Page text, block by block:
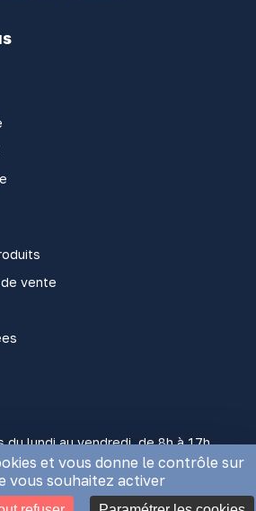
vente
du lundi au vendredi, de 8h à 17h
06000 Nice
et vous donne le contrôle sur
vous souhaitez activer